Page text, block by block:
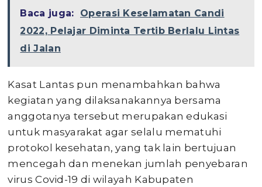
Baca juga:
Operasi Keselamatan Candi
2022, Pelajar Diminta Tertib Berlalu Lintas
di Jalan
Kasat Lantas pun menambahkan bahwa
kegiatan yang dilaksanakannya bersama
anggotanya tersebut merupakan edukasi
untuk masyarakat agar selalu mematuhi
protokol kesehatan, yang tak lain bertujuan
mencegah dan menekan jumlah penyebaran
virus Covid-19 di wilayah Kabupaten